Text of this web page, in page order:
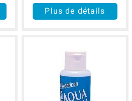
Plus de détails